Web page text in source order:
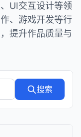
UI交互设计等领
、游戏开发等行
提升作品质量与
搜索